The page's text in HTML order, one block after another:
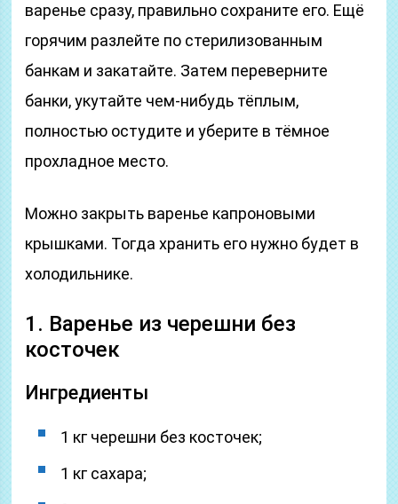
варенье сразу, правильно сохраните его. Ещё
горячим разлейте по стерилизованным
банкам и закатайте. Затем переверните
банки, укутайте чем-нибудь тёплым,
полностью остудите и уберите в тёмное
прохладное место.
Можно закрыть варенье капроновыми
крышками. Тогда хранить его нужно будет в
холодильнике.
1. Варенье из черешни без
косточек
Ингредиенты
1 кг черешни без косточек;
1 кг сахара;